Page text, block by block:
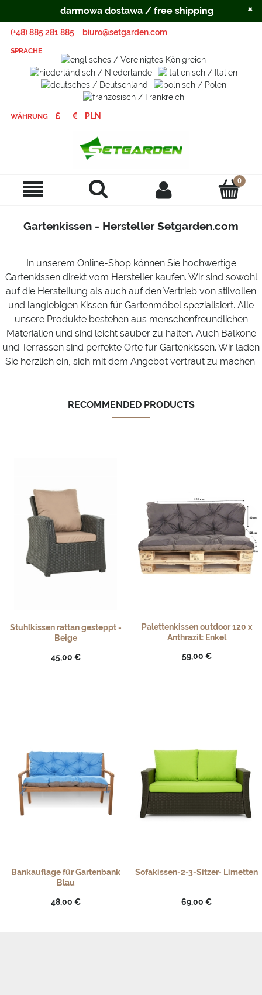
(+48) 885 281 885 biuro@setgarden.com
SPRACHE
WÄHRUNG
Gartenkissen - Hersteller Setgarden.com
In unserem Online-Shop können Sie hochwertige
Gartenkissen direkt vom Hersteller kaufen. Wir sind sowohl
auf die Herstellung als auch auf den Vertrieb von stilvollen
und langlebigen Kissen für Gartenmöbel spezialisiert. Alle
unsere Produkte bestehen aus menschenfreundlichen
Materialien und sind leicht sauber zu halten. Auch Balkone
und Terrassen sind perfekte Orte für Gartenkissen. Wir laden
Sie herzlich ein, sich mit dem Angebot vertraut zu machen.
RECOMMENDED PRODUCTS
Stuhlkissen rattan gesteppt -
Beige
45,00 €
Palettenkissen outdoor 120 x
Anthrazit: Enkel
59,00 €
Bankauflage für Gartenbank
Blau
48,00 €
Sofakissen-2-3-Sitzer- Limetten
69,00 €
darmowa dostawa / free shipping ×